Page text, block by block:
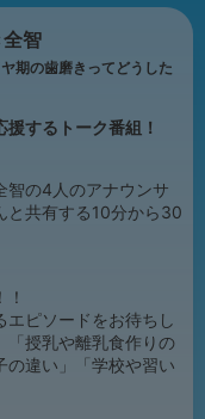
智
期の歯磨きってどうした
するトーク番組！
智の4人のアナウンサ
と共有する10分から30
エピソードをお待ちし
「授乳や離乳食作りの
の違い」「学校や習い